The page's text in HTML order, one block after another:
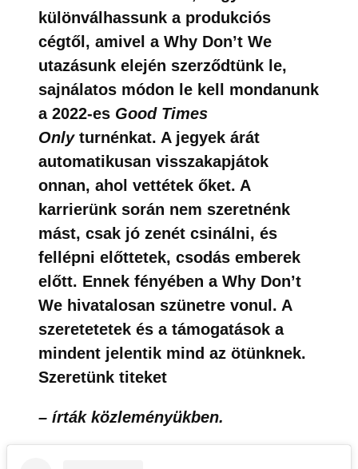
különválhassunk a produkciós
cégtől, amivel a Why Don’t We
utazásunk elején szerződtünk le,
sajnálatos módon le kell mondanunk
a 2022-es Good Times
Only turnénkat. A jegyek árát
automatikusan visszakapjátok
onnan, ahol vettétek őket. A
karrierünk során nem szeretnénk
mást, csak jó zenét csinálni, és
fellépni előttetek, csodás emberek
előtt. Ennek fényében a Why Don’t
We hivatalosan szünetre vonul. A
szeretetetek és a támogatások a
mindent jelentik mind az ötünknek.
Szeretünk titeket
– írták közleményükben.